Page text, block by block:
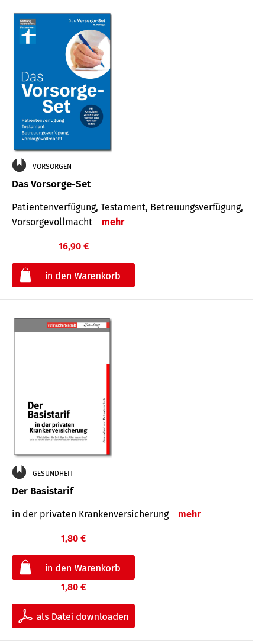
VORSORGEN
Das Vorsorge-Set
Patienten­ver­fügung, Testa­ment, Be­treuungs­verfü­gung,
Vor­sorge­voll­macht
mehr
16,90 €
GESUNDHEIT
Der Basistarif
in der privaten Kran­ken­ver­siche­rung mehr
1,80 €
1,80 €